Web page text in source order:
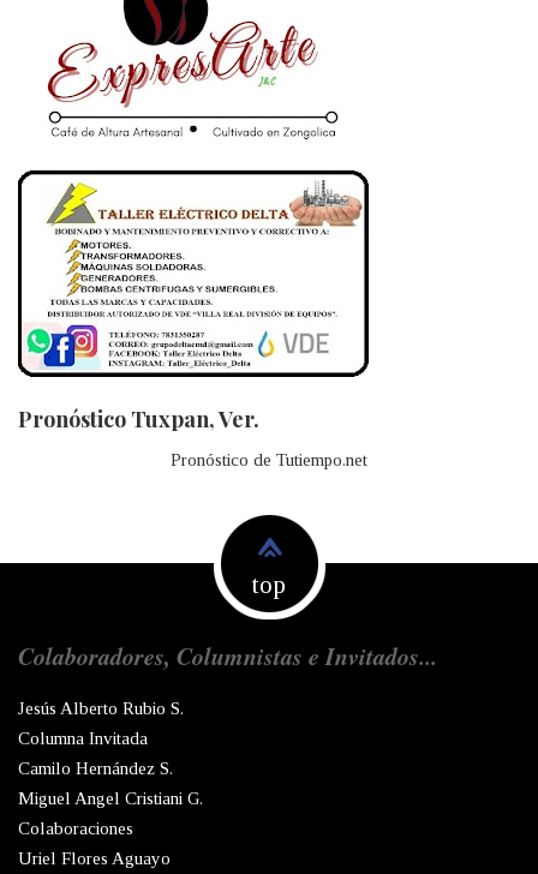
Pronóstico Tuxpan, Ver.
Pronóstico de Tutiempo.net
top
Colaboradores, Columnistas e Invitados...
Jesús Alberto Rubio S.
Columna Invitada
Camilo Hernández S.
Miguel Angel Cristiani G.
Colaboraciones
Uriel Flores Aguayo